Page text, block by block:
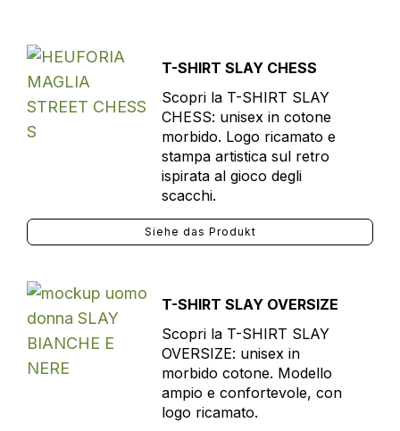
T-SHIRT SLAY CHESS
Scopri la T-SHIRT SLAY
CHESS: unisex in cotone
morbido. Logo ricamato e
stampa artistica sul retro
ispirata al gioco degli
scacchi.
Siehe das Produkt
T-SHIRT SLAY OVERSIZE
Scopri la T-SHIRT SLAY
OVERSIZE: unisex in
morbido cotone. Modello
ampio e confortevole, con
logo ricamato.